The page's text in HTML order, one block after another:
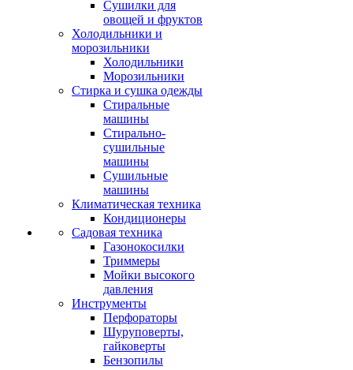
Сушилки для
овощей и фруктов
Холодильники и
морозильники
Холодильники
Морозильники
Стирка и сушка одежды
Стиральные
машины
Стирально-
сушильные
машины
Сушильные
машины
Климатическая техника
Кондиционеры
Садовая техника
Газонокосилки
Триммеры
Мойки высокого
давления
Инструменты
Перфораторы
Шуруповерты,
гайковерты
Бензопилы